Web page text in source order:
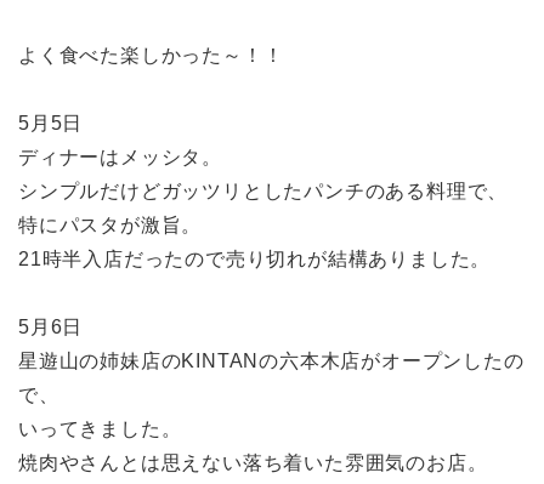
よく食べた楽しかった～！！
5月5日
ディナーはメッシタ。
シンプルだけどガッツリとしたパンチのある料理で、
特にパスタが激旨。
21時半入店だったので売り切れが結構ありました。
5月6日
星遊山の姉妹店のKINTANの六本木店がオープンしたの
で、
いってきました。
焼肉やさんとは思えない落ち着いた雰囲気のお店。